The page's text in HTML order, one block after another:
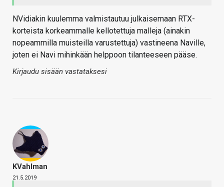
NVidiakin kuulemma valmistautuu julkaisemaan RTX-
korteista korkeammalle kellotettuja malleja (ainakin
nopeammilla muisteilla varustettuja) vastineena Naville,
joten ei Navi mihinkään helppoon tilanteeseen pääse.
Kirjaudu sisään vastataksesi
KVahlman
21.5.2019